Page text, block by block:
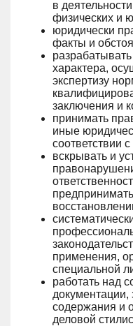
в
физических и
юридически
факты и
характера,
экспертизу
заключения и
принимать
иные
соответствии
вскрывать и
применения,
специальной
работать над
документации,
содержания и
деловой